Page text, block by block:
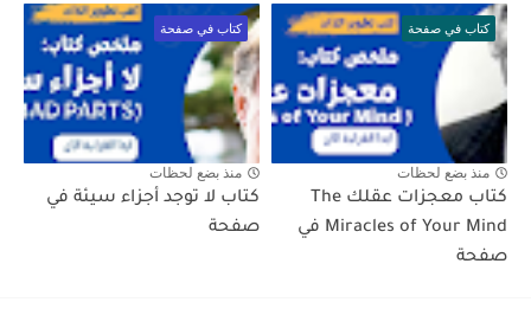
كتاب في صفحة
منذ بضع لحظات
كتاب معجزات عقلك The
Miracles of Your Mind في
صفحة
كتاب في صفحة
منذ بضع لحظات
كتاب لا توجد أجزاء سيئة في
صفحة